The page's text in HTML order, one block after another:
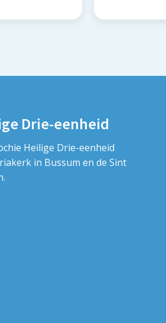
Drie-eenheid
Heilige Drie-eenheid
in Bussum en de Sint